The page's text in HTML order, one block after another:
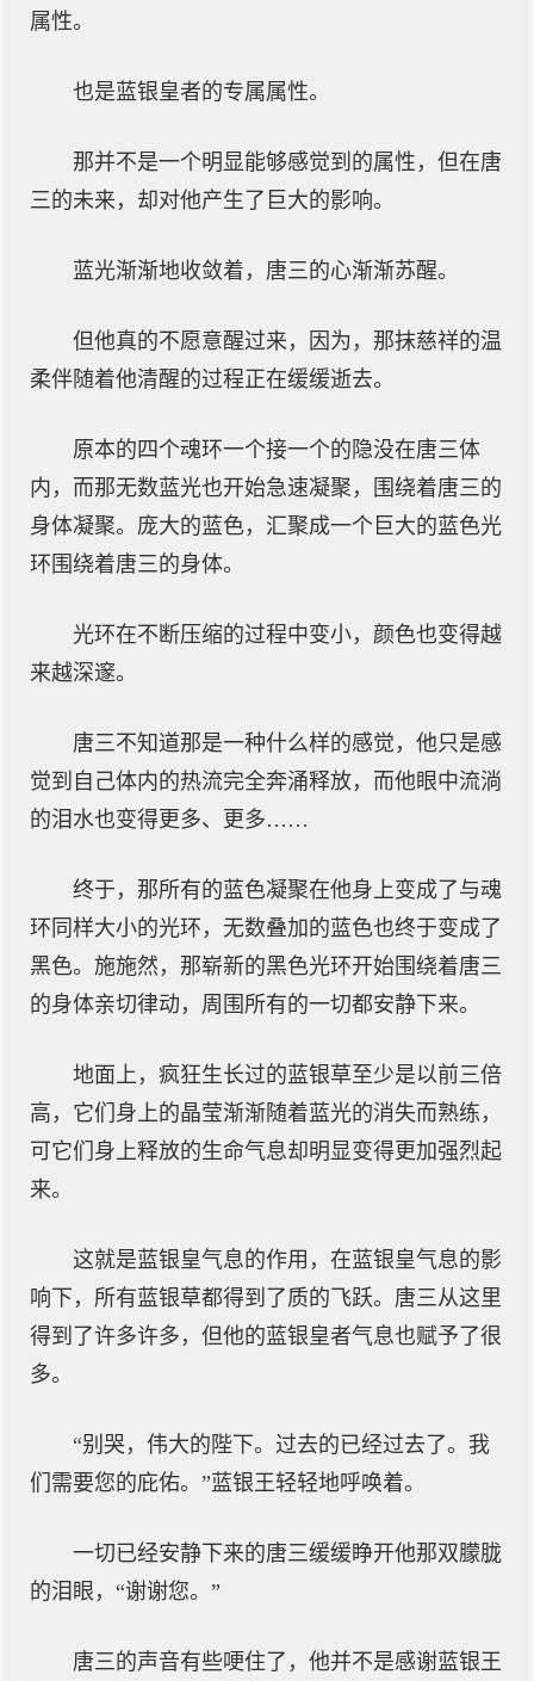
属性。
也是蓝银皇者的专属属性。
那并不是一个明显能够感觉到的属性，但在唐
三的未来，却对他产生了巨大的影响。
蓝光渐渐地收敛着，唐三的心渐渐苏醒。
但他真的不愿意醒过来，因为，那抹慈祥的温
柔伴随着他清醒的过程正在缓缓逝去。
原本的四个魂环一个接一个的隐没在唐三体
内，而那无数蓝光也开始急速凝聚，围绕着唐三的
身体凝聚。庞大的蓝色，汇聚成一个巨大的蓝色光
环围绕着唐三的身体。
光环在不断压缩的过程中变小，颜色也变得越
来越深邃。
唐三不知道那是一种什么样的感觉，他只是感
觉到自己体内的热流完全奔涌释放，而他眼中流淌
的泪水也变得更多、更多……
终于，那所有的蓝色凝聚在他身上变成了与魂
环同样大小的光环，无数叠加的蓝色也终于变成了
黑色。施施然，那崭新的黑色光环开始围绕着唐三
的身体亲切律动，周围所有的一切都安静下来。
地面上，疯狂生长过的蓝银草至少是以前三倍
高，它们身上的晶莹渐渐随着蓝光的消失而熟练，
可它们身上释放的生命气息却明显变得更加强烈起
来。
这就是蓝银皇气息的作用，在蓝银皇气息的影
响下，所有蓝银草都得到了质的飞跃。唐三从这里
得到了许多许多，但他的蓝银皇者气息也赋予了很
多。
“别哭，伟大的陛下。过去的已经过去了。我
们需要您的庇佑。”蓝银王轻轻地呼唤着。
一切已经安静下来的唐三缓缓睁开他那双朦胧
的泪眼，“谢谢您。”
唐三的声音有些哽住了，他并不是感谢蓝银王